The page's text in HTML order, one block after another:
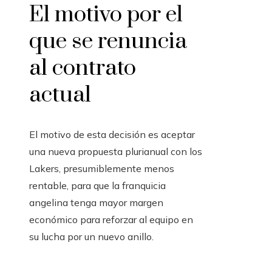
El motivo por el
que se renuncia
al contrato
actual
El motivo de esta decisión es aceptar
una nueva propuesta plurianual con los
Lakers, presumiblemente menos
rentable, para que la franquicia
angelina tenga mayor margen
económico para reforzar al equipo en
su lucha por un nuevo anillo.